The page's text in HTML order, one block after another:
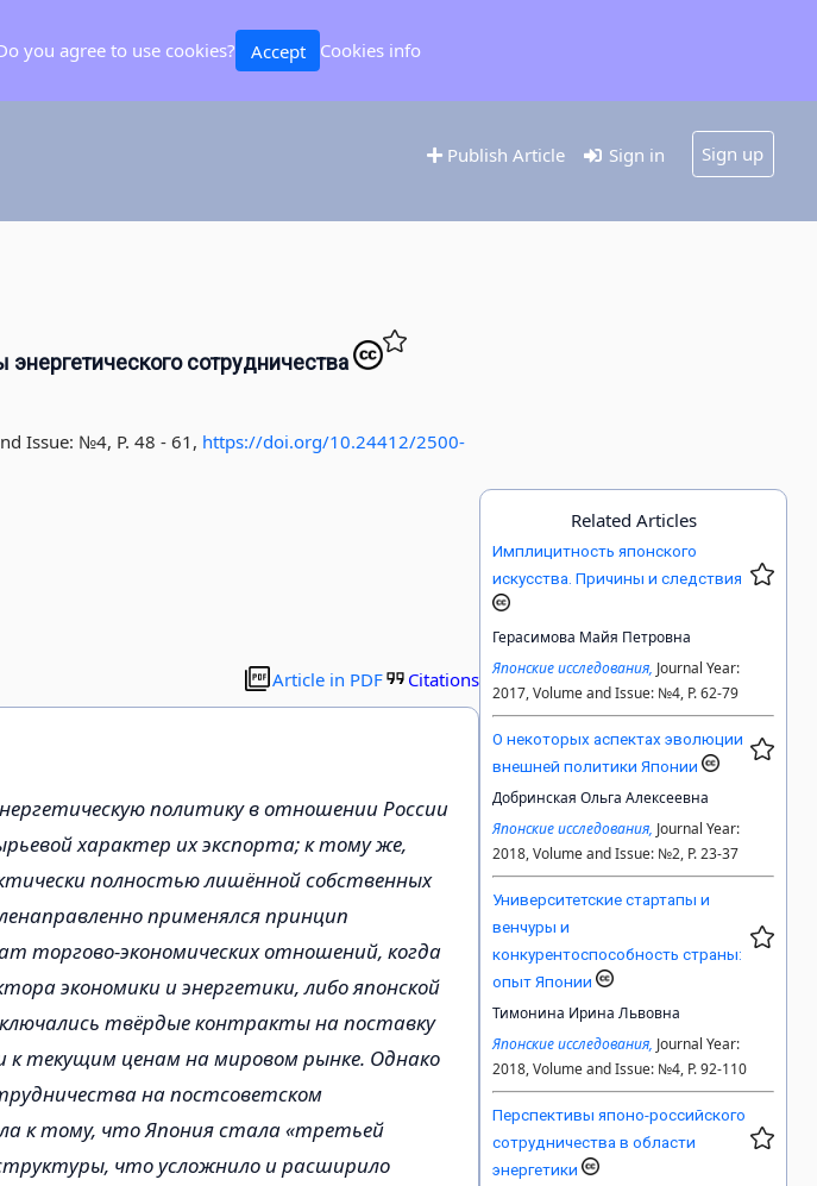
Publish Article Sign in Sign up
сотрудничества
Issue: №4, P. 48 - 61, https://doi.org/10.24412/2500-
Article in PDF Citations
политику в отношении России
характер их экспорта; к тому же,
полностью лишённой собственных
применялся принцип
торгово-экономических отношений, когда
экономики и энергетики, либо японской
твёрдые контракты на поставку
к текущим ценам на мировом рынке. Однако
на постсоветском
к тому, что Япония стала «третьей
что усложнило и расширило
Related Articles
Имплицитность японского
искусства. Причины и следствия
Герасимова Майя Петровна
Японские исследования, Journal Year:
2017, Volume and Issue: №4, P. 62-79
О некоторых аспектах эволюции
внешней политики Японии
Добринская Ольга Алексеевна
Японские исследования, Journal Year:
2018, Volume and Issue: №2, P. 23-37
Университетские стартапы и
венчуры и
конкурентоспособность страны:
опыт Японии
Тимонина Ирина Львовна
Японские исследования, Journal Year:
2018, Volume and Issue: №4, P. 92-110
Перспективы японо-российского
сотрудничества в области
энергетики
you agree to use cookies? Accept Cookies info